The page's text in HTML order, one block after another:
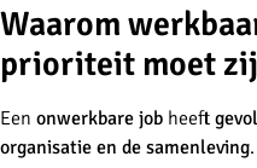
Waarom
prioriteit moet
Een onwerkbare job heeft
organisatie en de samenleving